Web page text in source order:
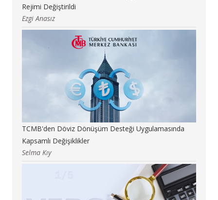
Rejimi Değiştirildi
Ezgi Anasız
TCMB'den Döviz Dönüşüm Desteği Uygulamasında
Kapsamlı Değişiklikler
Selma Kıy